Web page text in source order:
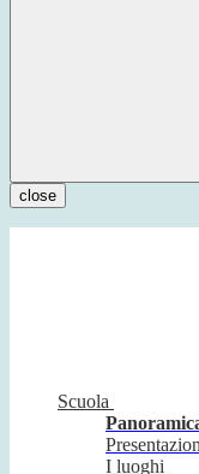
close
Scuola
I luoghi